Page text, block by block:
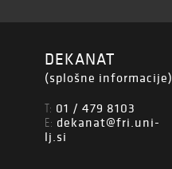
DEKANAT
(splošne informacije)
T: 01 / 479 8103
E: dekanat@fri.uni-
lj.si